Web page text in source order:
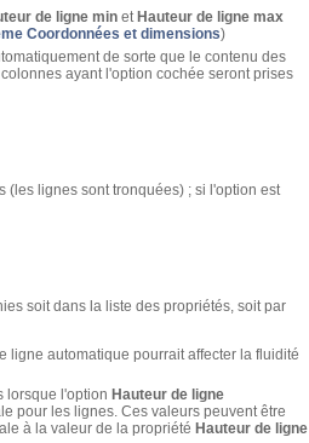
de ligne min et Hauteur de ligne max
Coordonnées et dimensions)
de sorte que le contenu des
ayant l'option cochée seront prises
(les lignes sont tronquées) ; si l'option est
soit dans la liste des propriétés, soit par
ligne automatique pourrait affecter la fluidité
lorsque l'option Hauteur de ligne
pour les lignes. Ces valeurs peuvent être
à la valeur de la propriété Hauteur de ligne